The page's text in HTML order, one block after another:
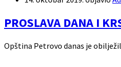
PROSLAVA DANA I
Opština Petrovo danas je